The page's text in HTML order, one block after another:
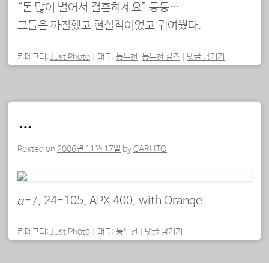
“돈 많이 벌어서 결혼하세요” 등등…
그들은 까칠했고 현실적이었고 귀여웠다.
카테고리: Just Photo 태그: 동두천, 동두천 걸즈 댓글 남기기
…
Posted on 2006년 11월 17일 byCARLITO
α-7, 24-105, APX 400, with Orange
카테고리: Just Photo 태그: 동두천 댓글 남기기